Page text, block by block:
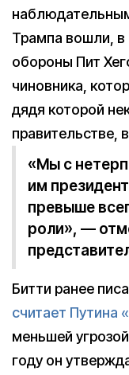
Трампа вошли, в
обороны Пит
чиновника,
дядя которой
правительстве,
«Мы с
им
превыше
роли», —
Битти ранее
считает Путина
меньшей
году он